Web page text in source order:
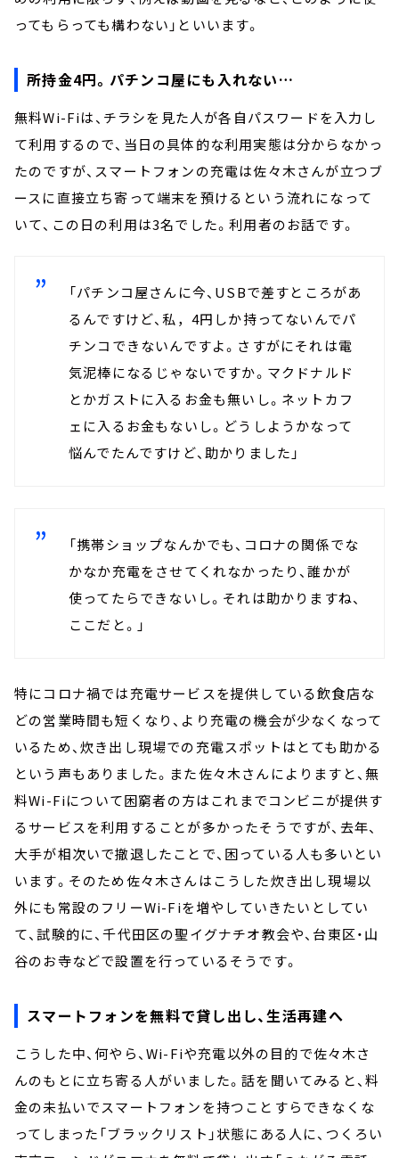
ってもらっても構わない」といいます。
所持金4円。パチンコ屋にも入れない…
無料Wi-Fiは、チラシを見た人が各自パスワードを入力し
て利用するので、当日の具体的な利用実態は分からなかっ
たのですが、スマートフォンの充電は佐々木さんが立つブ
ースに直接立ち寄って端末を預けるという流れになって
いて、この日の利用は3名でした。利用者のお話です。
「パチンコ屋さんに今、USBで差すところがあ
るんですけど、私，4円しか持ってないんでパ
チンコできないんですよ。さすがにそれは電
気泥棒になるじゃないですか。マクドナルド
とかガストに入るお金も無いし。ネットカフ
ェに入るお金もないし。どうしようかなって
悩んでたんですけど、助かりました」
「携帯ショップなんかでも、コロナの関係でな
かなか充電をさせてくれなかったり、誰かが
使ってたらできないし。それは助かりますね、
ここだと。」
特にコロナ禍では充電サービスを提供している飲食店な
どの営業時間も短くなり、より充電の機会が少なくなって
いるため、炊き出し現場での充電スポットはとても助かる
という声もありました。また佐々木さんによりますと、無
料Wi-Fiについて困窮者の方はこれまでコンビニが提供す
るサービスを利用することが多かったそうですが、去年、
大手が相次いで撤退したことで、困っている人も多いとい
います。そのため佐々木さんはこうした炊き出し現場以
外にも常設のフリーWi-Fiを増やしていきたいとしてい
て、試験的に、千代田区の聖イグナチオ教会や、台東区・山
谷のお寺などで設置を行っているそうです。
スマートフォンを無料で貸し出し、生活再建へ
こうした中、何やら、Wi-Fiや充電以外の目的で佐々木さ
んのもとに立ち寄る人がいました。話を聞いてみると、料
金の未払いでスマートフォンを持つことすらできなくな
ってしまった「ブラックリスト」状態にある人に、つくろい